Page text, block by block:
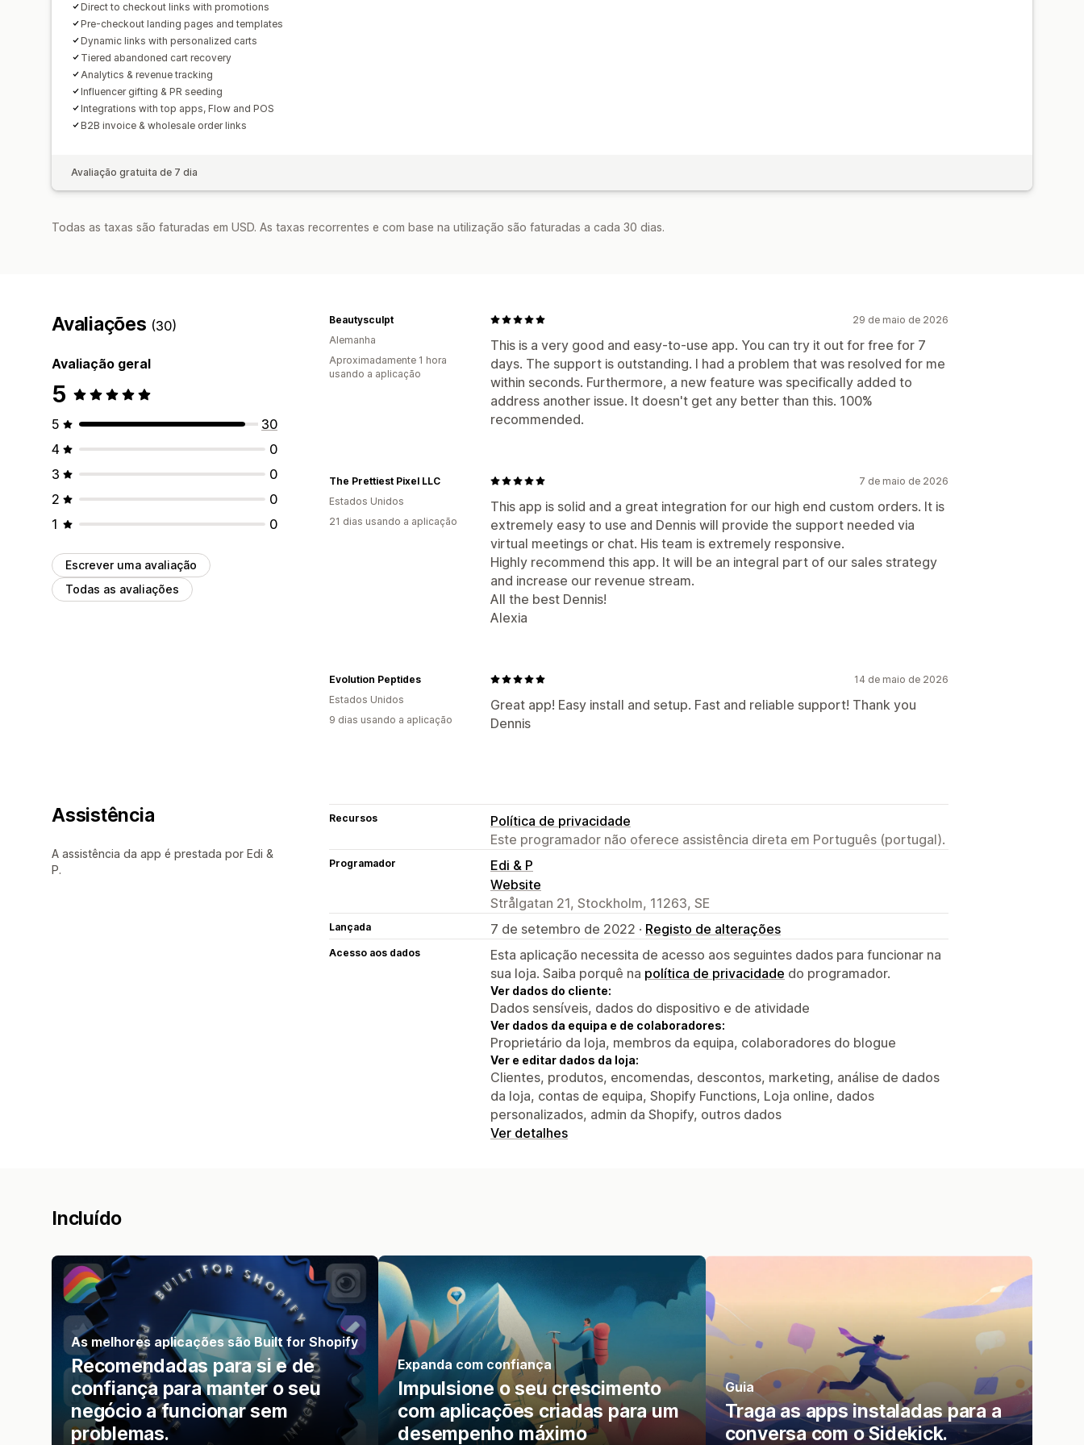
Direct to checkout links with promotions
Pre-checkout landing pages and templates
Dynamic links with personalized carts
Tiered abandoned cart recovery
Analytics & revenue tracking
Influencer gifting & PR seeding
Integrations with top apps, Flow and POS
B2B invoice & wholesale order links
Avaliação gratuita de 7 dia
Todas as taxas são faturadas em USD. As taxas recorrentes e com base na utilização são faturadas a cada 30 dias.
Avaliações (30)
Avaliação geral
5
5
30
4
0
3
0
2
0
1
0
Escrever uma avaliação
Todas as avaliações
29 de maio de 2026
This is a very good and easy-to-use app. You can try it out for free for 7
days. The support is outstanding. I had a problem that was resolved for me
within seconds. Furthermore, a new feature was specifically added to
address another issue. It doesn't get any better than this. 100%
recommended.
Beautysculpt
Alemanha
Aproximadamente 1 hora
usando a aplicação
7 de maio de 2026
This app is solid and a great integration for our high end custom orders. It is
extremely easy to use and Dennis will provide the support needed via
virtual meetings or chat. His team is extremely responsive.
Highly recommend this app. It will be an integral part of our sales strategy
and increase our revenue stream.
All the best Dennis!
Alexia
The Prettiest Pixel LLC
Estados Unidos
21 dias usando a aplicação
14 de maio de 2026
Great app! Easy install and setup. Fast and reliable support! Thank you
Dennis
Evolution Peptides
Estados Unidos
9 dias usando a aplicação
Assistência
A assistência da app é prestada por Edi &
P.
Recursos
Política de privacidade
Este programador não oferece assistência direta em Português (portugal).
Programador
Edi & P
Website
Strålgatan 21, Stockholm, 11263, SE
Lançada 7 de setembro de 2022 · Registo de alterações
Acesso aos dados
Esta aplicação necessita de acesso aos seguintes dados para funcionar na
sua loja. Saiba porquê na política de privacidade do programador.
Ver dados do cliente:
Dados sensíveis, dados do dispositivo e de atividade
Ver dados da equipa e de colaboradores:
Proprietário da loja, membros da equipa, colaboradores do blogue
Ver e editar dados da loja:
Clientes, produtos, encomendas, descontos, marketing, análise de dados
da loja, contas de equipa, Shopify Functions, Loja online, dados
personalizados, admin da Shopify, outros dados
Ver detalhes
Incluído
As melhores aplicações são Built for Shopify
Recomendadas para si e de
confiança para manter o seu
negócio a funcionar sem
problemas.
Expanda com confiança
Impulsione o seu crescimento
com aplicações criadas para um
desempenho máximo
Guia
Traga as apps instaladas para a
conversa com o Sidekick.